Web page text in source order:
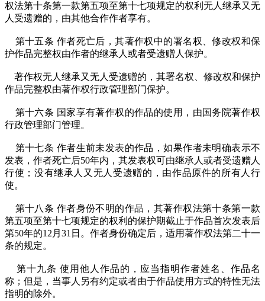
权法第十条第一款第五项至第十七项规定的权利无人继承又无
人受遗赠的，由其他合作作者享有。
第十五条 作者死亡后，其著作权中的署名权、修改权和保
护作品完整权由作者的继承人或者受遗赠人保护。
著作权无人继承又无人受遗赠的，其署名权、修改权和保护
作品完整权由著作权行政管理部门保护。
第十六条 国家享有著作权的作品的使用，由国务院著作权
行政管理部门管理。
第十七条 作者生前未发表的作品，如果作者未明确表示不
发表，作者死亡后50年内，其发表权可由继承人或者受遗赠人
行使；没有继承人又无人受遗赠的，由作品原件的所有人行
使。
第十八条 作者身份不明的作品，其著作权法第十条第一款
第五项至第十七项规定的权利的保护期截止于作品首次发表后
第50年的12月31日。作者身份确定后，适用著作权法第二十一
条的规定。
第十九条 使用他人作品的，应当指明作者姓名、作品名
称；但是，当事人另有约定或者由于作品使用方式的特性无法
指明的除外。